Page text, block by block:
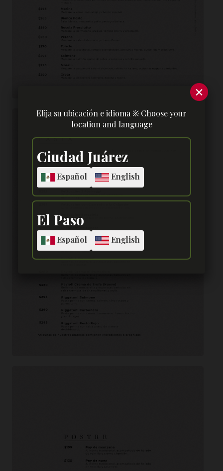
Elija su ubicación e idioma ※ Choose your
location and language
Ciudad Juárez
Español English
El Paso
Español English
×